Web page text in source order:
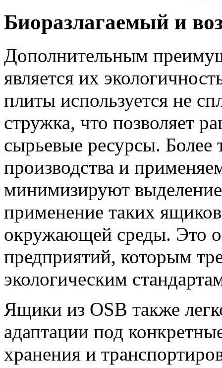
Биоразлагаемый и
Дополнительным
является их
плиты используется не
стружка, что позволяет
сырьевые ресурсы.
производства и
минимизируют
применение таких
окружающей среды. Это
предприятий, которым
экологическим
Ящики из OSB также
адаптации под
хранения и